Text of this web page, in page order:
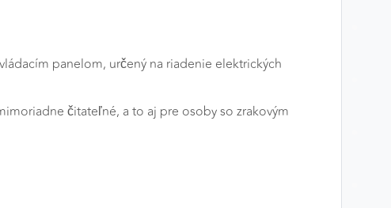
panelom, určený na riadenie elektrických
čitateľné, a to aj pre osoby so zrakovým